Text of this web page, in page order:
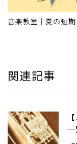
音楽教室｜夏の短
関連記事